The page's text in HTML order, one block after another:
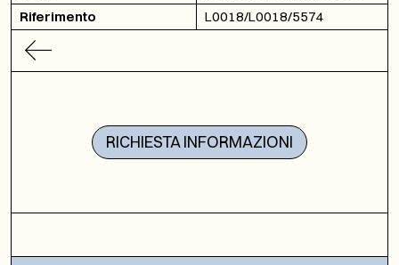
Riferimento
L0018/L0018/5574
RICHIESTA INFORMAZIONI